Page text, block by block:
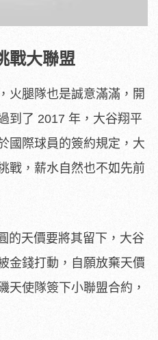
戰大聯盟
火腿隊也是誠意滿滿，開
到了 2017 年，大谷翔平
國際球員的簽約規定，大
戰，薪水自然也不如先前
的天價要將其留下，大谷
金錢打動，自願放棄天價
天使隊簽下小聯盟合約，